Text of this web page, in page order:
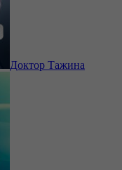
Доктор Тажина